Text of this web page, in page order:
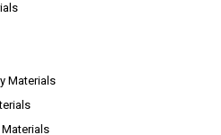
Materials